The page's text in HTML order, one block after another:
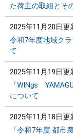
た荷主の取組とそ
2025年11月20日更
令和7年度地域ク
て
2025年11月19日更
「WINgs
について
2025年11月18日更
「令和7年度 都市